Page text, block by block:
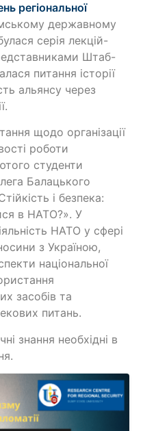
регіональної
державному
серія лекцій-
Штаб-
питання історії
альянсу через
щодо організації
роботи
студенти
Балацького
і безпека:
в НАТО?». У
НАТО у сфері
з Україною,
національної
засобів та
питань.
знання необхідні в